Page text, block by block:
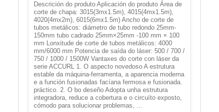
Descrición do produto Aplicación do produto Área de
corte de chapa: 3015(3mx1.5m), 4015(4mx1.5m),
4020(4mx2m), 6015(6mx1.5m) Ancho de corte de
tubos metálicos: diámetro de tubo redondo 25mm-
150mm tubo cadrado 25mm×25mm -100 mm × 100
mm Lonxitude de corte de tubos metálicos: 4000
mm/6000 mm Potencia de saída do láser: 500 / 700 /
750 / 1000 / 1500W Vantaxes do corte con láser da
serie ACCURL 1. O aspecto novedoso A estrutura
estable da máquina-ferramenta, a aparencia moderna
e a función fusionadas facíana fermosa e fusionada.
práctico. 2. O bo deseño Adopta unha estrutura
integradora, reduce a cobertura e o circuíto exposto,
cómodo para solucionar problemas, ...